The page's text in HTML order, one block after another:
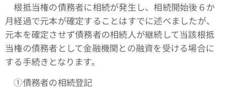
根抵当権の債務者に相続が発生し、相続開始後６か
月経過で元本が確定することはすでに述べましたが、
元本を確定させず債務者の相続人が継続して当該根抵
当権の債務者として金融機関との融資を受ける場合に
する手続きとなります。
①債務者の相続登記